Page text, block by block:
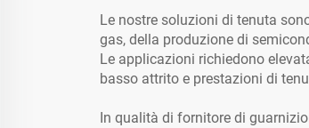
Le nostre soluzioni di tenuta
gas, della produzione di
Le applicazioni richiedono
basso attrito e prestazioni di
In qualità di fornitore di